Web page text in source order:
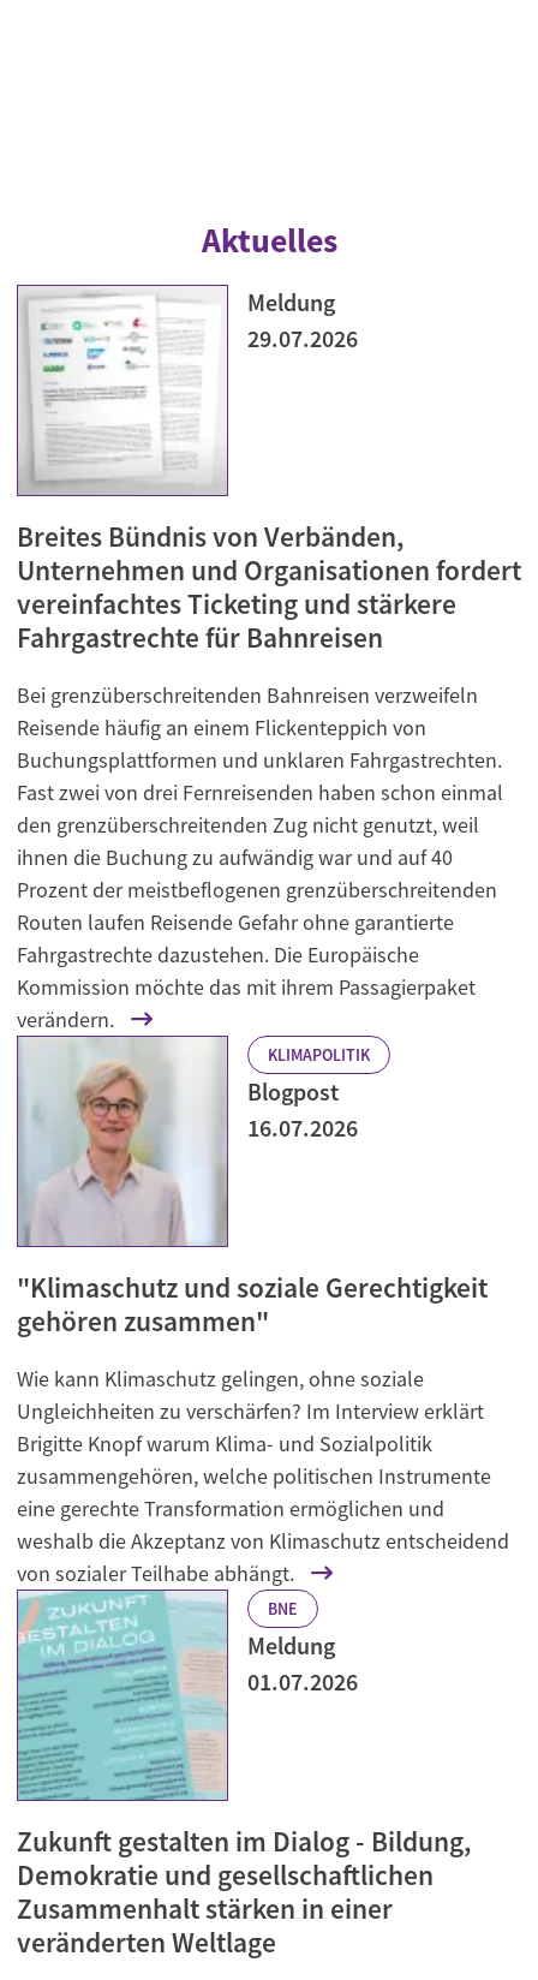
Aktuelles
Meldung
29.07.2026
Breites Bündnis von Verbänden,
Unternehmen und Organisationen fordert
vereinfachtes Ticketing und stärkere
Fahrgastrechte für Bahnreisen
Bei grenzüberschreitenden Bahnreisen verzweifeln
Reisende häufig an einem Flickenteppich von
Buchungsplattformen und unklaren Fahrgastrechten.
Fast zwei von drei Fernreisenden haben schon einmal
den grenzüberschreitenden Zug nicht genutzt, weil
ihnen die Buchung zu aufwändig war und auf 40
Prozent der meistbeflogenen grenzüberschreitenden
Routen laufen Reisende Gefahr ohne garantierte
Fahrgastrechte dazustehen. Die Europäische
Kommission möchte das mit ihrem Passagierpaket
verändern.
KLIMAPOLITIK
Blogpost
16.07.2026
"Klimaschutz und soziale Gerechtigkeit
gehören zusammen"
Wie kann Klimaschutz gelingen, ohne soziale
Ungleichheiten zu verschärfen? Im Interview erklärt
Brigitte Knopf warum Klima- und Sozialpolitik
zusammengehören, welche politischen Instrumente
eine gerechte Transformation ermöglichen und
weshalb die Akzeptanz von Klimaschutz entscheidend
von sozialer Teilhabe abhängt.
BNE
Meldung
01.07.2026
Zukunft gestalten im Dialog - Bildung,
Demokratie und gesellschaftlichen
Zusammenhalt stärken in einer
veränderten Weltlage